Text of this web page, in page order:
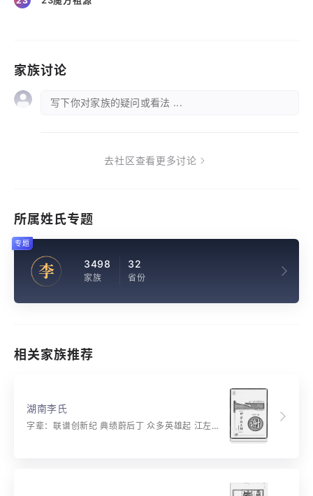
家族讨论
写下你对家族的疑问或看法 ...
去社区查看更多讨论
所属姓氏专题
李 3498
家族
32
省份
专题
相关家族推荐
湖南李氏
字辈：联谱创新纪 典绩蔚后丁 众多英雄起 江左浩气腾 宝树花怒放 桃李四时春 博学彰教益 举步向前奔 门恭仰北斗 豪杰齐昆仑 卓立超群品 功高业更勤 极目望遥路 鼎程共峥嵘 乘风战巨浪 奋发勇攀登